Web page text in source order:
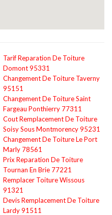
Tarif Reparation De Toiture
Domont 95331
Changement De Toiture Taverny
95151
Changement De Toiture Saint
Fargeau Ponthierry 77311
Cout Remplacement De Toiture
Soisy Sous Montmorency 95231
Changement De Toiture Le Port
Marly 78561
Prix Reparation De Toiture
Tournan En Brie 77221
Remplacer Toiture Wissous
91321
Devis Remplacement De Toiture
Lardy 91511